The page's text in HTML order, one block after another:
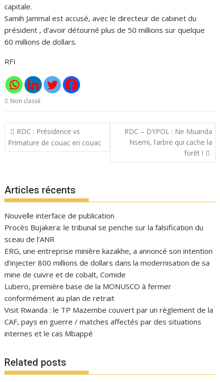
capitale.
Samih Jammal est accusé, avec le directeur de cabinet du
président , d’avoir détourné plus de 50 millions sur quelque
60 millions de dollars.
RFI
Non classé
Navigation
de
l’article
RDC : Présidence vs
Primature de couac en couac
RDC – DYPOL : Ne Muanda
Nsemi, l’arbre qui cache la
forêt !
Articles récents
Nouvelle interface de publication
Procès Bujakera: le tribunal se penche sur la falsification du
sceau de l’ANR
ERG, une entreprise minière kazakhe, a annoncé son intention
d’injecter 800 millions de dollars dans la modernisation de sa
mine de cuivre et de cobalt, Comide
Lubero, première base de la MONUSCO à fermer
conformément au plan de retrait
Visit Rwanda : le TP Mazembe couvert par un règlement de la
CAF, pays en guerre / matches affectés par des situations
internes et le cas Mbappé
Related posts